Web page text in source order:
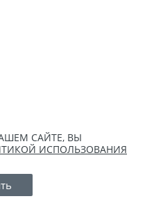
САЙТЕ, ВЫ
ИСПОЛЬЗОВАНИЯ